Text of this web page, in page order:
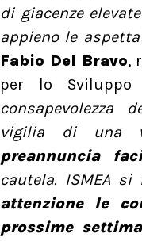
di giacenze
appieno le
Fabio Del Bravo,
per lo Sviluppo
vigilia di una
preannuncia
cautela. ISMEA si
attenzione le
prossime